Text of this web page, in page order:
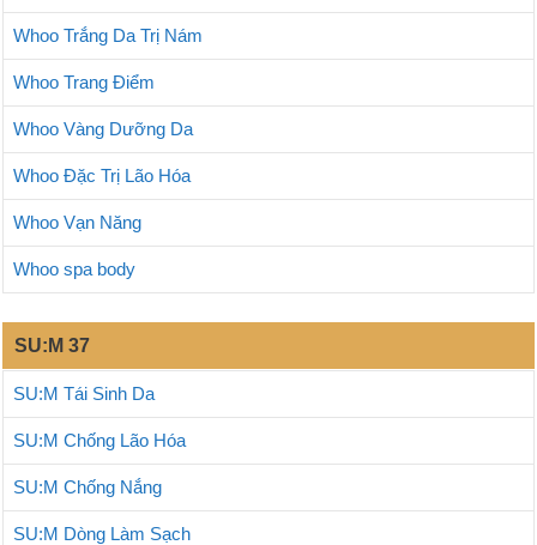
Whoo Trắng Da Trị Nám
Whoo Trang Điểm
Whoo Vàng Dưỡng Da
Whoo Đặc Trị Lão Hóa
Whoo Vạn Năng
Whoo spa body
SU:M 37
SU:M Tái Sinh Da
SU:M Chống Lão Hóa
SU:M Chống Nắng
SU:M Dòng Làm Sạch